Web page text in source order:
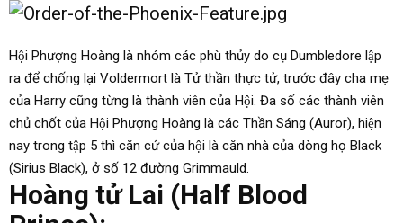
Hội Phượng Hoàng là nhóm các phù thủy do cụ Dumbledore lập
ra để chống lại Voldermort là Tử thần thực tử, trước đây cha mẹ
của Harry cũng từng là thành viên của Hội. Đa số các thành viên
chủ chốt của Hội Phượng Hoàng là các Thần Sáng (Auror), hiện
nay trong tập 5 thì căn cứ của hội là căn nhà của dòng họ Black
(Sirius Black), ở số 12 đường Grimmauld.
Hoàng tử Lai (Half Blood